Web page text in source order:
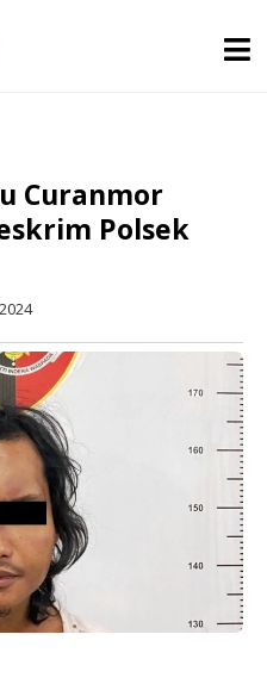
Curanmor
Polsek